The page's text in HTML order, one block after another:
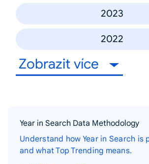
2023
2022
Zobrazit více
Year in Search Data Methodology
Understand how Year in Search is
and what Top Trending means.